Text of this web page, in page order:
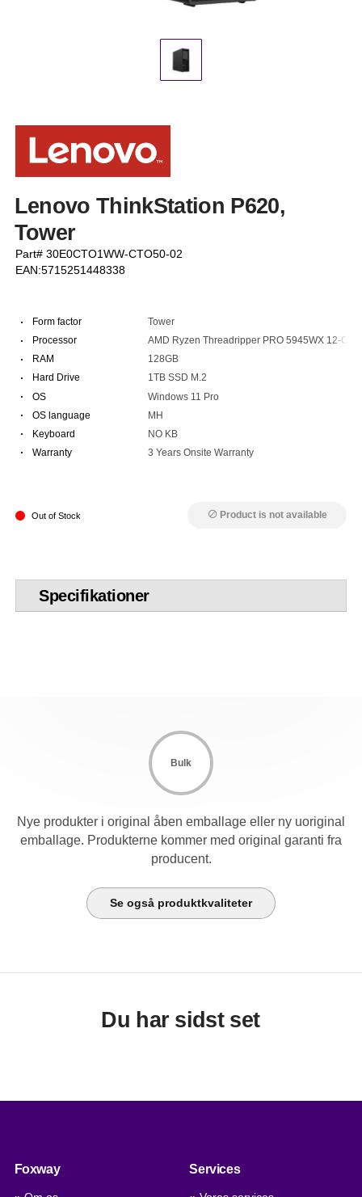
Lenovo ThinkStation P620,
Tower
Part# 30E0CTO1WW-CTO50-02
EAN:5715251448338
· Form factor Tower
· Processor AMD Ryzen Threadripper PRO 5945WX 12-
· RAM 128GB
· Hard Drive 1TB SSD M.2
· OS Windows 11 Pro
· OS language MH
· Keyboard NO KB
· Warranty 3 Years Onsite Warranty
Out of Stock block Product is not available
Specifikationer
Bulk
Nye produkter i original åben emballage eller ny uoriginal
emballage. Produkterne kommer med original garanti fra
producent.
Se også produktkvaliteter
Du har sidst set
Foxway Services